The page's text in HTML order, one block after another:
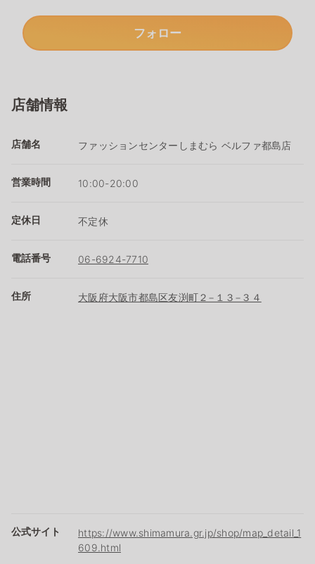
フォロー
店舗情報
店舗名 ファッションセンターしまむら ベルファ都島店
営業時間 10:00-20:00
定休日 不定休
電話番号 06-6924-7710
住所 大阪府大阪市都島区友渕町２−１３−３４
公式サイト
https://www.shimamura.gr.jp/shop/map_detail_1
609.html